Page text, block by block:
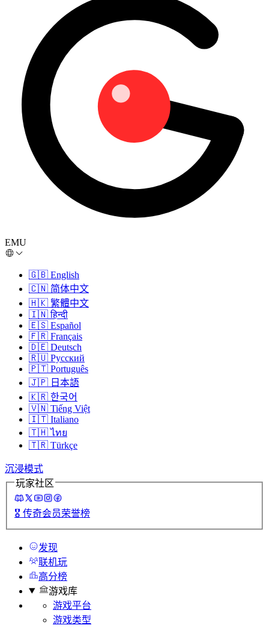
EMU
🇬🇧 English
🇨🇳 简体中文
🇭🇰 繁體中文
🇮🇳 हिन्दी
🇪🇸 Español
🇫🇷 Français
🇩🇪 Deutsch
🇷🇺 Русский
🇵🇹 Português
🇯🇵 日本語
🇰🇷 한국어
🇻🇳 Tiếng Việt
🇮🇹 Italiano
🇹🇭 ไทย
🇹🇷 Türkçe
沉浸模式
玩家社区
🎖️ 传奇会员荣誉榜
发现
联机玩
高分榜
游戏库
游戏平台
游戏类型